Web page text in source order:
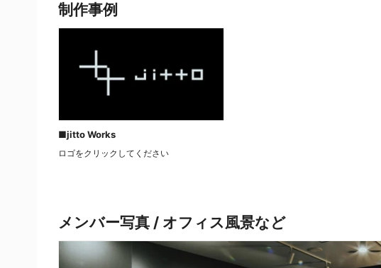
制作事例
■jitto Works
ロゴをクリックしてください
メンバー写真 / オフィス風景など